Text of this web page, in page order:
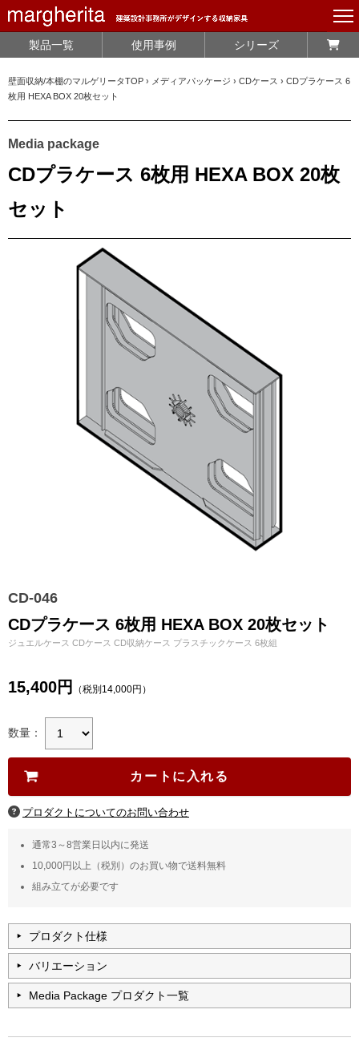
製品一覧 使用事例 シリーズ
壁面収納/本棚のマルゲリータTOP › メディアパッケージ › CDケース › CDプラケース 6
枚用 HEXA BOX 20枚セット
Media package
CDプラケース 6枚用 HEXA BOX 20枚
セット
CD-046
CDプラケース 6枚用 HEXA BOX 20枚セット
ジュエルケース CDケース CD収納ケース プラスチックケース 6枚組
15,400円 （税別14,000円）
数量：
通常3～8営業日以内に発送
10,000円以上（税別）のお買い物で送料無料
組み立てが必要です
プロダクト仕様
バリエーション
Media Package プロダクト一覧